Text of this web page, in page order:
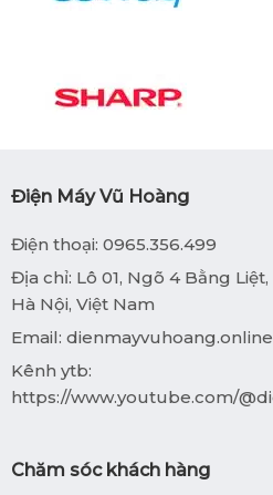
Điện Máy Vũ Hoàng
Điện thoại: 0965.356.499
Địa chỉ: Lô 01, Ngõ 4 Bằng
Hà Nội, Việt Nam
Email:
Kênh ytb:
https://www.youtube.com/
Chăm sóc khách hàng